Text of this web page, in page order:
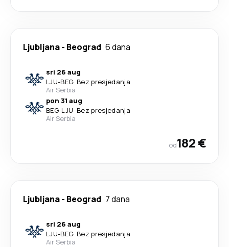
Ljubljana- Beograd 6 dana
sri 26 aug
LJU-BEG· Bez presjedanja
Air Serbia
pon 31 aug
BEG-LJU· Bez presjedanja
Air Serbia
od182 €
Ljubljana- Beograd 7 dana
sri 26 aug
LJU-BEG· Bez presjedanja
Air Serbia